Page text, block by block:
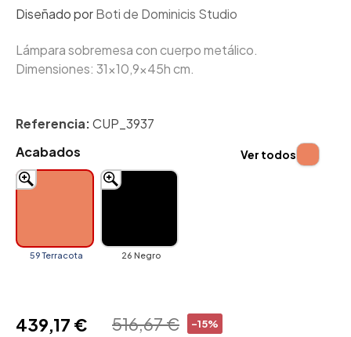
Diseñado porBoti de Dominicis Studio
Lámpara sobremesa con cuerpo metálico.
Dimensiones: 31x10,9x45h cm.
Referencia:CUP_3937
Acabados
59 Terracota 26 Negro
Ver todos
-15%
516,67 €
439,17 €